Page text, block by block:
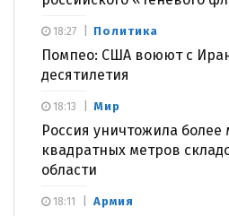
Политика
Помпео: США воюют с
десятилетия
18:27
Мир
Россия уничтожила более
квадратных метров
области
18:13
Армия
18:11